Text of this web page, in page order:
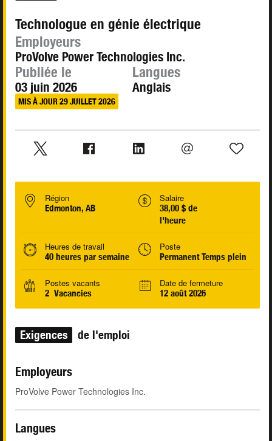
Technologue en génie électrique
Employeurs
ProVolve Power Technologies Inc.
Publiée le
03 juin 2026
MIS À JOUR 29 JUILLET 2026
Langues
Anglais
Région
Edmonton, AB
Salaire
38,00 $ de
l'heure
Heures de travail
40 heures par semaine
Poste
Permanent Temps plein
Postes vacants
2 Vacancies
Date de fermeture
12 août 2026
Exigences de l'emploi
Employeurs
ProVolve Power Technologies Inc.
Langues